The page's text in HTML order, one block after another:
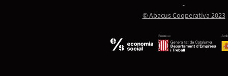
Promou:
© Abacus Cooperativa 2023